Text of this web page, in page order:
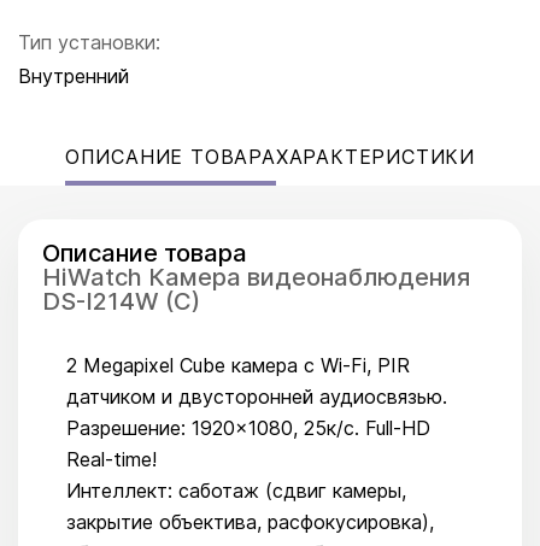
Тип установки:
Внутренний
ОПИСАНИЕ ТОВАРАХАРАКТЕРИСТИКИ
Описание товара
HiWatch Камера видеонаблюдения
DS-I214W (C)
2 Megapixel Cube камера с Wi-Fi, PIR
датчиком и двусторонней аудиосвязью.
Разрешение: 1920×1080, 25к/с. Full-HD
Real-time!
Интеллект: саботаж (сдвиг камеры,
закрытие объектива, расфокусировка),